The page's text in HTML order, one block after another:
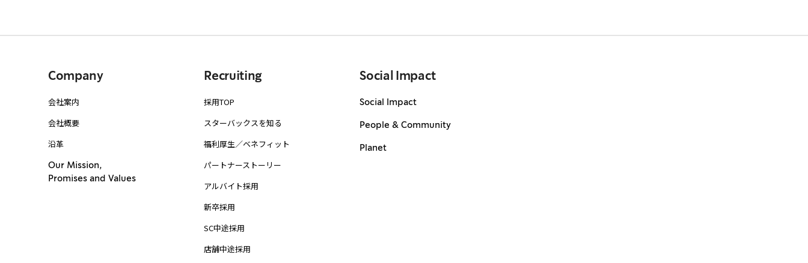
Company
会社案内
会社概要
沿革
Our Mission,
Promises and Values
Recruiting
採用TOP
スターバックスを知る
福利厚生／ベネフィット
パートナーストーリー
アルバイト採用
新卒採用
SC中途採用
店舗中途採用
Social Impact
Social Impact
People & Community
Planet